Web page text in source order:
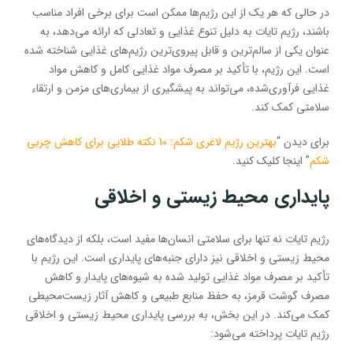
در حالی که هر یک از این رژیم‌ها ممکن است برای برخی افراد مناسب
باشند، رژیم تایات به دلیل تنوع غذایی و تعادلی که ارائه می‌دهد، به
عنوان یکی از سالم‌ترین و قابل پیروی‌ترین رژیم‌های غذایی شناخته شده
است. این رژیم، با تأکید بر مصرف مواد غذایی کامل و کاهش مواد
غذایی فرآوری‌شده، می‌تواند به پیشگیری از بیماری‌های مزمن و ارتقاء
سلامتی کمک کند.
برای دیدن “
بهترین رژیم لاغری شکم: 10 نکته طلایی برای کاهش چربی
شکم” اینجا کلیک کنید.
پایداری محیط زیستی و اخلاقی
رژیم تایات نه تنها برای سلامتی انسان‌ها مفید است، بلکه از دیدگاه‌های
محیط زیستی و اخلاقی نیز دارای جنبه‌های پایداری است. این رژیم با
تأکید بر مصرف مواد غذایی تولید شده به شیوه‌های پایدار و کاهش
مصرف گوشت قرمز، به حفظ منابع طبیعی و کاهش آثار زیست‌محیطی
کمک می‌کند. در این بخش، به بررسی پایداری محیط زیستی و اخلاقی
رژیم تایات پرداخته می‌شود: